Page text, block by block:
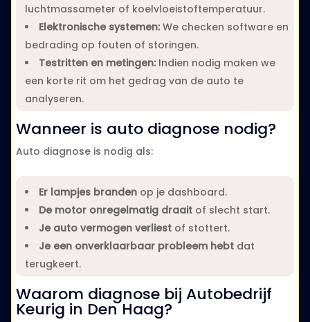
luchtmassameter of koelvloeistoftemperatuur.
Elektronische systemen:We checken software en
bedrading op fouten of storingen.
Testritten en metingen:Indien nodig maken we
een korte rit om het gedrag van de auto te
analyseren.
Wanneer is auto diagnose nodig?
Auto diagnose is nodig als:
Er lampjes brandenop je dashboard.
De motor onregelmatig draaitof slecht start.
Je auto vermogen verliestof stottert.
Je een onverklaarbaar probleem hebtdat
terugkeert.
Waarom diagnose bij Autobedrijf
Keurig in Den Haag?